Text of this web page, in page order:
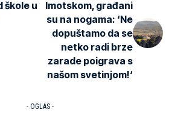
škole u
Imotskom, građani
su na nogama: ‘Ne
dopuštamo da se
netko radi brze
zarade poigrava s
našom svetinjom!‘
- OGLAS -